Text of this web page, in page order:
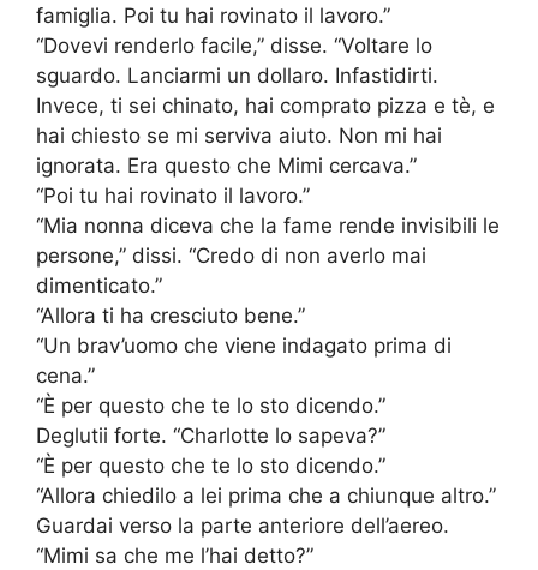
famiglia. Poi tu hai rovinato il lavoro.”
“Dovevi renderlo facile,” disse. “Voltare lo
sguardo. Lanciarmi un dollaro. Infastidirti.
Invece, ti sei chinato, hai comprato pizza e tè, e
hai chiesto se mi serviva aiuto. Non mi hai
ignorata. Era questo che Mimi cercava.”
“Poi tu hai rovinato il lavoro.”
“Mia nonna diceva che la fame rende invisibili le
persone,” dissi. “Credo di non averlo mai
dimenticato.”
“Allora ti ha cresciuto bene.”
“Un brav’uomo che viene indagato prima di
cena.”
“È per questo che te lo sto dicendo.”
Deglutii forte. “Charlotte lo sapeva?”
“È per questo che te lo sto dicendo.”
“Allora chiedilo a lei prima che a chiunque altro.”
Guardai verso la parte anteriore dell’aereo.
“Mimi sa che me l’hai detto?”